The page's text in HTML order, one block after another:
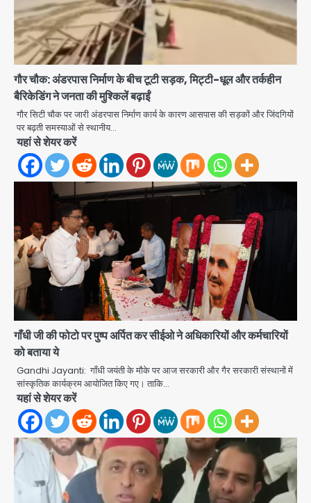
गौर चौक: अंडरपास निर्माण के बीच टूटी सड़क, मिट्टी-धूल और तर्कहीन
बैरिकेडिंग ने जनता की मुश्किलें बढ़ाईं
गौर सिटी चौक पर जारी अंडरपास निर्माण कार्य के कारण आसपास की सड़कों और जिंदगियों
पर बढ़ती समस्याओं से स्थानीय…
यहां से शेयर करें
गाँधी जी की फोटो पर पुष्प अर्पित कर सीईओ ने अधिकारियों और कर्मचारियों
को बताया ये
Gandhi Jayanti: गाँधी जयंती के मौके पर आज सरकारी और गैर सरकारी संस्थानों में
सांस्कृतिक कार्यक्रम आयोजित किए गए। ताकि…
यहां से शेयर करें
2
Jharkhand Assembly Gherao:
CGL रद्द करने और CBI जांच की मांग पर अड़े
Avinash Kumar
3
Noida District Hospital
Emergency: तीसरी मंजिल से गिरी छात्रा
को नहीं मिला इलाज, प्राइवेट अस्पताल में भर्ती
Avinash Kumar